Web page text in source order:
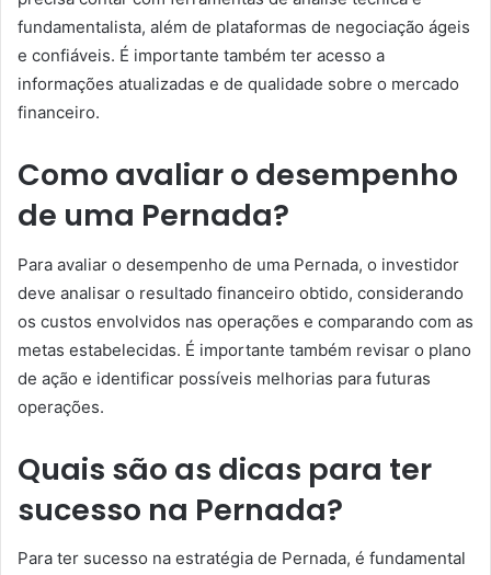
fundamentalista, além de plataformas de negociação ágeis
e confiáveis. É importante também ter acesso a
informações atualizadas e de qualidade sobre o mercado
financeiro.
Como avaliar o desempenho
de uma Pernada?
Para avaliar o desempenho de uma Pernada, o investidor
deve analisar o resultado financeiro obtido, considerando
os custos envolvidos nas operações e comparando com as
metas estabelecidas. É importante também revisar o plano
de ação e identificar possíveis melhorias para futuras
operações.
Quais são as dicas para ter
sucesso na Pernada?
Para ter sucesso na estratégia de Pernada, é fundamental